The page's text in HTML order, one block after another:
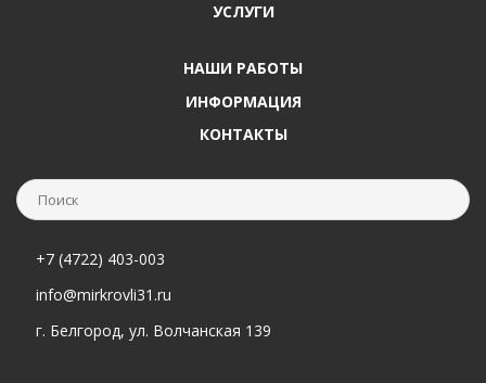
УСЛУГИ
НАШИ РАБОТЫ
ИНФОРМАЦИЯ
КОНТАКТЫ
+7 (4722) 403-003
info@mirkrovli31.ru
г. Белгород, ул. Волчанская 139